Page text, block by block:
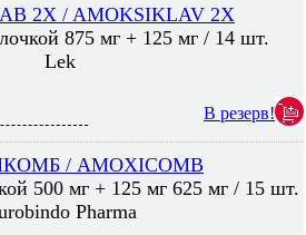
2X / AMOKSIKLAV 2X
875 мг + 125 мг / 14 шт.
Lek
В резерв!
/ AMOXICOMB
500 мг + 125 мг 625 мг / 15 шт.
Pharma